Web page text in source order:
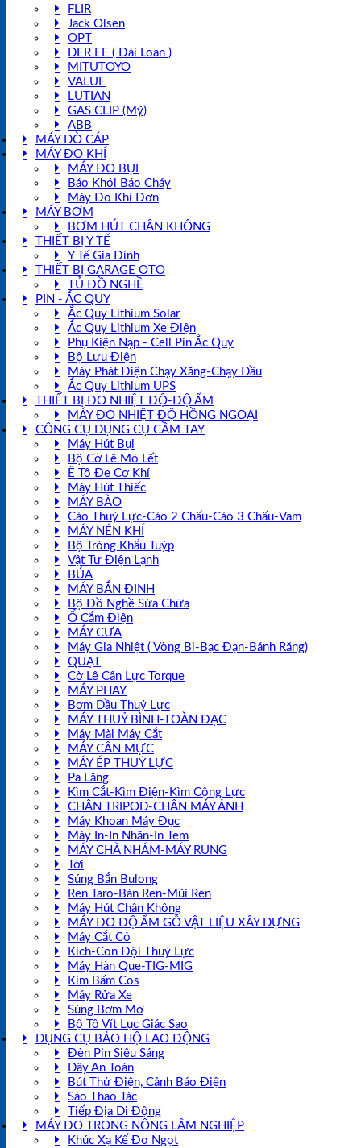
FLIR
Jack Olsen
OPT
DER EE ( Đài Loan )
MITUTOYO
VALUE
LUTIAN
GAS CLIP (Mỹ)
ABB
MÁY DÒ CÁP
MÁY ĐO KHÍ
MÁY ĐO BỤI
Báo Khói Báo Cháy
Máy Đo Khí Đơn
MÁY BƠM
BƠM HÚT CHÂN KHÔNG
THIẾT BỊ Y TẾ
Y Tế Gia Đình
THIẾT BỊ GARAGE OTO
TỦ ĐỒ NGHỀ
PIN - ẮC QUY
Ắc Quy Lithium Solar
Ắc Quy Lithium Xe Điện
Phụ Kiện Nạp - Cell Pin Ắc Quy
Bộ Lưu Điện
Máy Phát Điện Chạy Xăng-Chạy Dầu
Ắc Quy Lithium UPS
THIẾT BỊ ĐO NHIỆT ĐỘ-ĐỘ ẨM
MÁY ĐO NHIỆT ĐỘ HỒNG NGOẠI
CÔNG CỤ DỤNG CỤ CẦM TAY
Máy Hút Bụi
Bộ Cờ Lê Mỏ Lết
Ê Tô Đe Cơ Khí
Máy Hút Thiếc
MÁY BÀO
Cảo Thuỷ Lực-Cảo 2 Chấu-Cảo 3 Chấu-Vam
MÁY NÉN KHÍ
Bộ Tròng Khẩu Tuýp
Vật Tư Điện Lạnh
BÚA
MÁY BẮN ĐINH
Bộ Đồ Nghề Sửa Chữa
Ổ Cắm Điện
MÁY CƯA
Máy Gia Nhiệt ( Vòng Bi-Bạc Đạn-Bánh Răng)
QUẠT
Cờ Lê Cân Lực Torque
MÁY PHAY
Bơm Dầu Thuỷ Lực
MÁY THUỶ BÌNH-TOÀN ĐẠC
Máy Mài Máy Cắt
MÁY CÂN MỰC
MÁY ÉP THUỶ LỰC
Pa Lăng
Kìm Cắt-Kìm Điện-Kìm Cộng Lực
CHÂN TRIPOD-CHÂN MÁY ẢNH
Máy Khoan Máy Đục
Máy In-In Nhãn-In Tem
MÁY CHÀ NHÁM-MÁY RUNG
Tời
Súng Bắn Bulong
Ren Taro-Bàn Ren-Mũi Ren
Máy Hút Chân Không
MÁY ĐO ĐỘ ẨM GỖ VẬT LIỆU XÂY DỰNG
Máy Cắt Cỏ
Kích-Con Đội Thuỷ Lực
Máy Hàn Que-TIG-MIG
Kìm Bấm Cos
Máy Rửa Xe
Súng Bơm Mỡ
Bộ Tô Vít Lục Giác Sao
DỤNG CỤ BẢO HỘ LAO ĐỘNG
Đèn Pin Siêu Sáng
Dây An Toàn
Bút Thử Điện, Cảnh Báo Điện
Sào Thao Tác
Tiếp Địa Di Động
MÁY ĐO TRONG NÔNG LÂM NGHIỆP
Khúc Xạ Kế Đo Ngọt